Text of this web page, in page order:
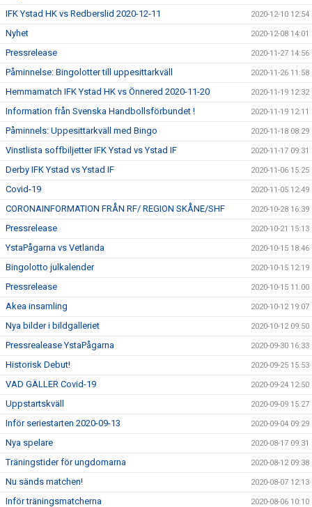
IFK Ystad HK vs Redberslid 2020-12-11 2020-12-10 12:54
Nyhet 2020-12-08 14:01
Pressrelease 2020-11-27 14:56
Påminnelse: Bingolotter till uppesittarkväll 2020-11-26 11:58
Hemmamatch IFK Ystad HK vs Önnered 2020-11-20 2020-11-19 12:32
Information från Svenska Handbollsförbundet ! 2020-11-19 12:11
Påminnels: Uppesittarkväll med Bingo 2020-11-18 08:29
Vinstlista soffbiljetter IFK Ystad vs Ystad IF 2020-11-17 09:31
Derby IFK Ystad vs Ystad IF 2020-11-06 15:25
Covid-19 2020-11-05 12:49
CORONAINFORMATION FRÅN RF/ REGION SKÅNE/SHF 2020-10-28 16:39
Pressrelease 2020-10-21 15:13
YstaPågarna vs Vetlanda 2020-10-15 18:46
Bingolotto julkalender 2020-10-15 12:19
Pressrelease 2020-10-15 11:00
Akea insamling 2020-10-12 19:07
Nya bilder i bildgalleriet 2020-10-12 09:50
Pressrealease YstaPågarna 2020-09-30 16:33
Historisk Debut! 2020-09-25 15:53
VAD GÄLLER Covid-19 2020-09-24 12:50
Uppstartskväll 2020-09-09 15:27
Inför seriestarten 2020-09-13 2020-09-04 09:29
Nya spelare 2020-08-17 09:31
Träningstider för ungdomarna 2020-08-12 09:38
Nu sänds matchen! 2020-08-07 12:13
Inför träningsmatcherna 2020-08-06 10:10